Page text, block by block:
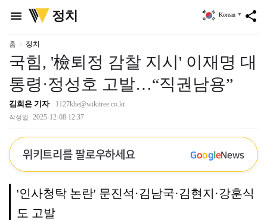
menu
위
키
정치 share
Korean ▼
홈 정치
국힘, '檢퇴정 감찰 지시' 이재명 대
통령·정성호 고발…“직권남용”
김희은 기자 1127khe@wikitree.co.kr
작성일 2025-12-08 12:37
위키트리를 팔로우하세요 GoogleNews
'인사청탁 논란' 문진석·김남국·김현지·강훈식
도 고발